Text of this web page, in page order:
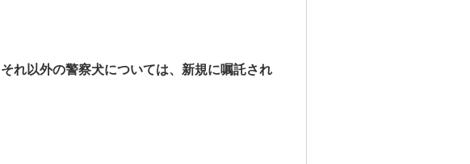
れ以外の警察犬については、新規に嘱託され